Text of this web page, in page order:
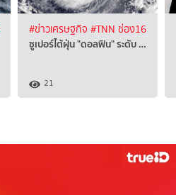
#ข่าวเศรษฐกิจ #TNN ช่อง16
ซูเปอร์ไต้ฝุ่น "ดอลฟิน" ระดับ …
21